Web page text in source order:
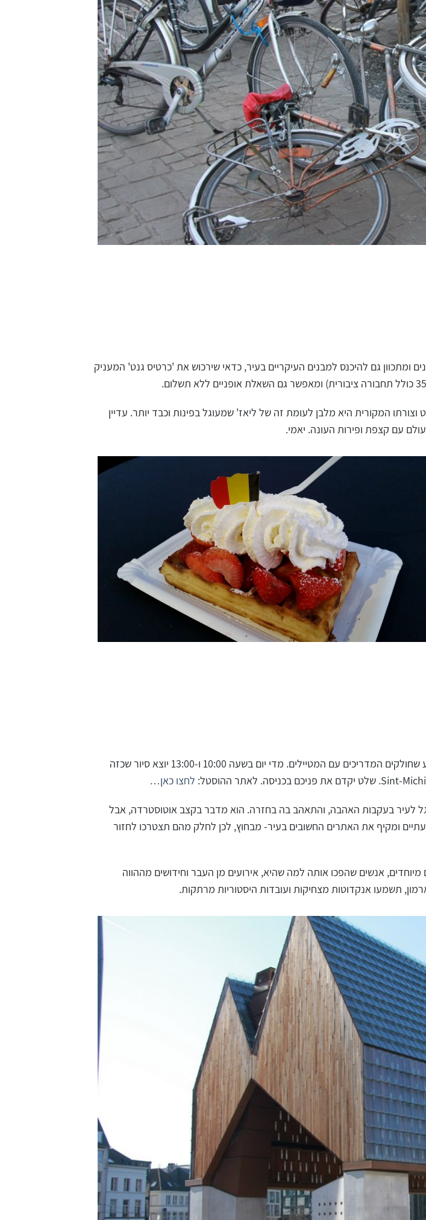
גם להיכנס למבנים העיקריים בעיר, כדאי שירכוש את 'כרטיס גנט' המעניק
המקורית היא מלבן לעומת זה של ליאז' שמעוגל בפינות וכבד יותר. עדיין
עם קצפת ופירות העונה. יאמי.
סיור מודרך הוא הדרך האולטימטיבית להכיר עיר כשהערך המוסף הוא הידע שחולקים המדריכים עם המטיילים. מדי יום בשעה 10:00 ו-13:00 יוצא סיור שכזה
לחצו כאן…
לעיר בעקבות האהבה, והתאהב בה בחזרה. הוא מדבר בקצב אוטוסטרדה, אבל
ומקיף את האתרים החשובים בעיר- מבחוץ, לכן לחלק מהם תצטרכו לחזור
אנשים שהפכו אותה למה שהיא, אירועים מן העבר וחידושים מההווה
תשמעו אנקדוטות מצחיקות ועובדות היסטוריות מרתקות.